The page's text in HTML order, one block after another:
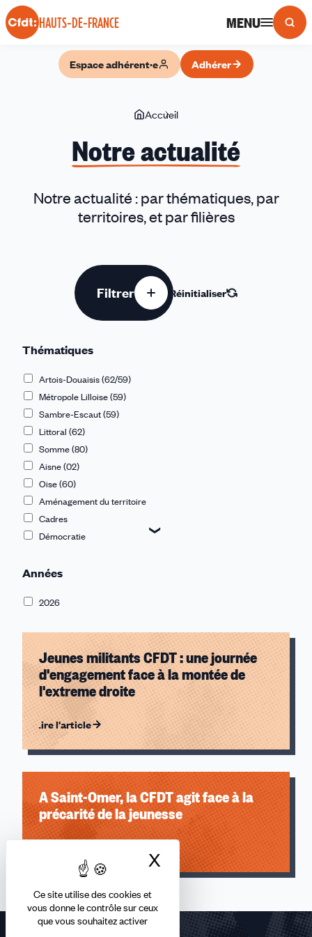
Panneau de gestion des cookies
Ce site utilise des cookies et
vous donne le contrôle sur ceux
que vous souhaitez activer
X Masquer le
HAUTS-DE-FRANCE MENU
Espace adhérent·e Adhérer
Vous
ici
Accueil
actualité
Notre actualité
Notre actualité : par thématiques, par
territoires, et par filières
Filtrer Réinitialiser
Thématiques
Artois-Douaisis (62/59)
Métropole Lilloise (59)
Sambre-Escaut (59)
Littoral (62)
Somme (80)
Aisne (02)
Oise (60)
Aménagement du territoire
Cadres
Démocratie
Discriminations
Emploi et formation
Jeunes
Handicap
Logement et cadre de vie
Pacte du pouvoir de Vivre et associations
PME/TPE
Vie au travail
VSST
Santé
Années
2026
Jeunes militants CFDT : une journée
d'engagement face à la montée de
l'extreme droite
Lire l'article
A Saint-Omer, la CFDT agit face à la
précarité de la jeunesse